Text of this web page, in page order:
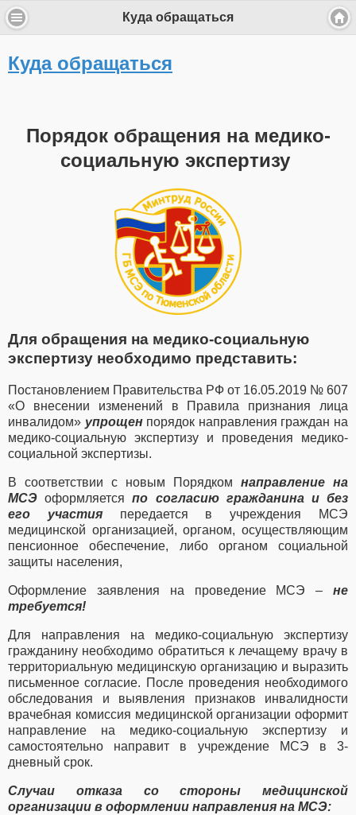
Куда обращаться
Куда обращаться
Порядок обращения на медико-
социальную экспертизу
Для обращения на медико-социальную
экспертизу необходимо представить:
Постановлением Правительства РФ от 16.05.2019 № 607
«О внесении изменений в Правила признания лица
инвалидом» упрощенпорядок направления граждан на
медико-социальную экспертизу и проведения медико-
социальной экспертизы.
В соответствии с новым Порядком направление на
МСЭ оформляетсяпо согласию гражданина и без
его участияпередается в учреждения МСЭ
медицинской организацией, органом, осуществляющим
пенсионное обеспечение, либо органом социальной
защиты населения,
Оформление заявления на проведение МСЭ – не
требуется!
Для направления на медико-социальную экспертизу
гражданину необходимо обратиться к лечащему врачу в
территориальную медицинскую организацию и выразить
письменное согласие. После проведения необходимого
обследования и выявления признаков инвалидности
врачебная комиссия медицинской организации оформит
направление на медико-социальную экспертизу и
самостоятельно направит в учреждение МСЭ в 3-
дневный срок.
Случаи отказа со стороны медицинской
организации в оформлении направления на МСЭ: